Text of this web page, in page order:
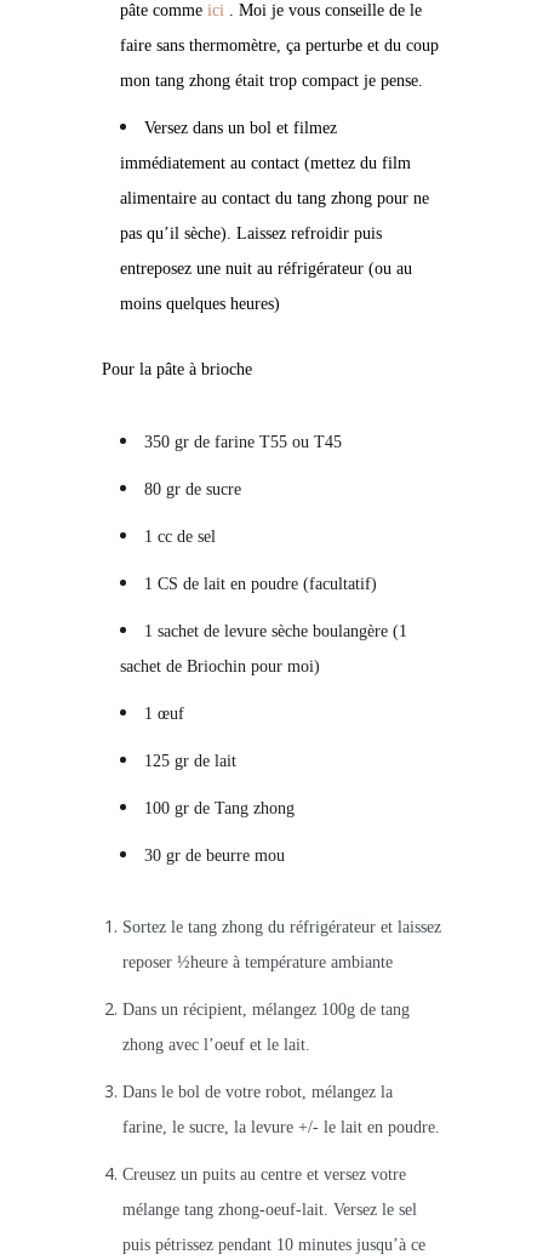
pâte comme ici . Moi je vous conseille de le
faire sans thermomètre, ça perturbe et du coup
mon tang zhong était trop compact je pense.
Versez dans un bol et filmez
immédiatement au contact (mettez du film
alimentaire au contact du tang zhong pour ne
pas qu’il sèche). Laissez refroidir puis
entreposez une nuit au réfrigérateur (ou au
moins quelques heures)
Pour la pâte à brioche
350 gr de farine T55 ou T45
80 gr de sucre
1 cc de sel
1 CS de lait en poudre (facultatif)
1 sachet de levure sèche boulangère (1
sachet de Briochin pour moi)
1 œuf
125 gr de lait
100 gr de Tang zhong
30 gr de beurre mou
Sortez le tang zhong du réfrigérateur et laissez
reposer ½heure à température ambiante
Dans un récipient, mélangez 100g de tang
zhong avec l’oeuf et le lait.
Dans le bol de votre robot, mélangez la
farine, le sucre, la levure +/- le lait en poudre.
Creusez un puits au centre et versez votre
mélange tang zhong-oeuf-lait. Versez le sel
puis pétrissez pendant 10 minutes jusqu’à ce